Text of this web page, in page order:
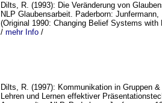
Dilts, R. (1993): Die Veränderung von
NLP Glaubensarbeit. Paderborn: Junfermann,
(Original 1990: Changing Belief Systems with
/ mehr Info /
Dilts, R. (1997): Kommunikation in Gruppen
Lehren und Lernen effektiver